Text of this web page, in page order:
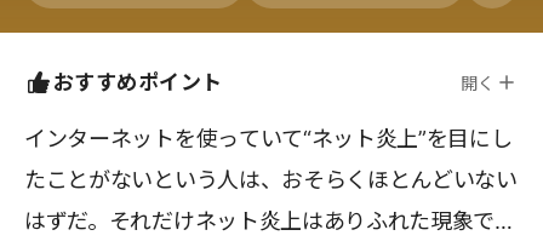
おすすめポイント 開く
インターネットを使っていて“ネット炎上”を目にし
たことがないという人は、おそらくほとんどいない
はずだ。それだけネット炎上はありふれた現象で、